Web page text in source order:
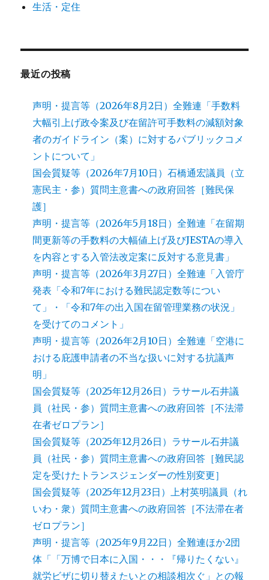
生活・定住
最近の投稿
声明・提言等（2026年8月2日）全難連「手数料
大幅引上げ政令案及び在留許可手数料の減額対象
者のガイドライン（案）に対するパブリックコメ
ントについて」
国会質疑等（2026年7月10日）石橋通宏議員（立
憲民主・参）質問主意書への政府回答［難民保
護］
声明・提言等（2026年5月18日）全難連「在留期
間更新等の手数料の大幅値上げ及びJESTAの導入
を内容とする入管法改定案に反対する意見書」
声明・提言等（2026年3月27日）全難連「入管庁
発表「令和7年における難民認定数等につい
て」・「令和7年の出入国在留管理業務の状況」
を受けてのコメント」
声明・提言等（2026年2月10日）全難連「空港に
おける庇護申請者の不当な扱いに対する抗議声
明」
国会質疑等（2025年12月26日）ラサール石井議
員（社民・参）質問主意書への政府回答［不法滞
在者ゼロプラン］
国会質疑等（2025年12月26日）ラサール石井議
員（社民・参）質問主意書への政府回答［難民認
定を受けたトランスジェンダーの性別変更］
国会質疑等（2025年12月23日）上村英明議員（れ
いわ・衆）質問主意書への政府回答［不法滞在者
ゼロプラン］
声明・提言等（2025年9月22日）全難連ほか2団
体「「万博で日本に入国・・・『帰りたくない』
就労ビザに切り替えたいとの相談相次ぐ」との報